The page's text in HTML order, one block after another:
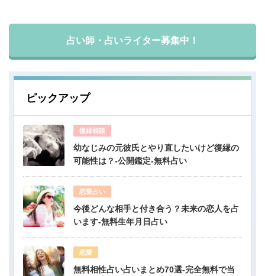
占い師・占いライター募集中！
ピックアップ
復縁相談
幼なじみの元彼氏とやり直したいけど復縁の
可能性は？-公開鑑定-無料占い
恋愛占い
今後どんな相手と付き合う？未来の恋人を占
います-無料生年月日占い
恋愛
無料相性占い占いまとめ70選-完全無料で当